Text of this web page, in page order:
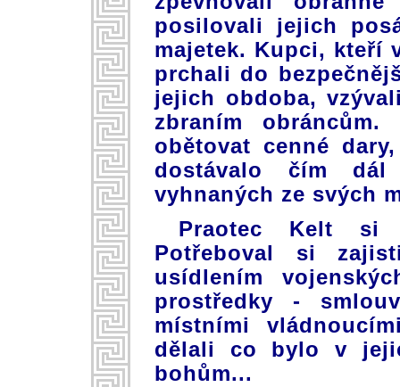
posilovali jejich
majetek. Kupci, kteří
prchali do
jejich obdoba,
zbraním
obětovat cenné
dostávalo čím
vyhnaných ze svých
Praotec Kelt si
Potřeboval si
usídlením
prostředky -
místními
dělali co bylo v
bohům...